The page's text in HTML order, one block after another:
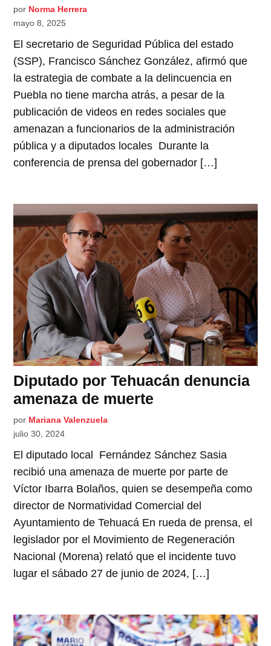
por Norma Herrera
mayo 8, 2025
El secretario de Seguridad Pública del estado
(SSP), Francisco Sánchez González, afirmó que
la estrategia de combate a la delincuencia en
Puebla no tiene marcha atrás, a pesar de la
publicación de videos en redes sociales que
amenazan a funcionarios de la administración
pública y a diputados locales Durante la
conferencia de prensa del gobernador […]
Diputado por Tehuacán denuncia
amenaza de muerte
por Mariana Valenzuela
julio 30, 2024
El diputado local Fernández Sánchez Sasia
recibió una amenaza de muerte por parte de
Víctor Ibarra Bolaños, quien se desempeña como
director de Normatividad Comercial del
Ayuntamiento de Tehuacá En rueda de prensa, el
legislador por el Movimiento de Regeneración
Nacional (Morena) relató que el incidente tuvo
lugar el sábado 27 de junio de 2024, […]